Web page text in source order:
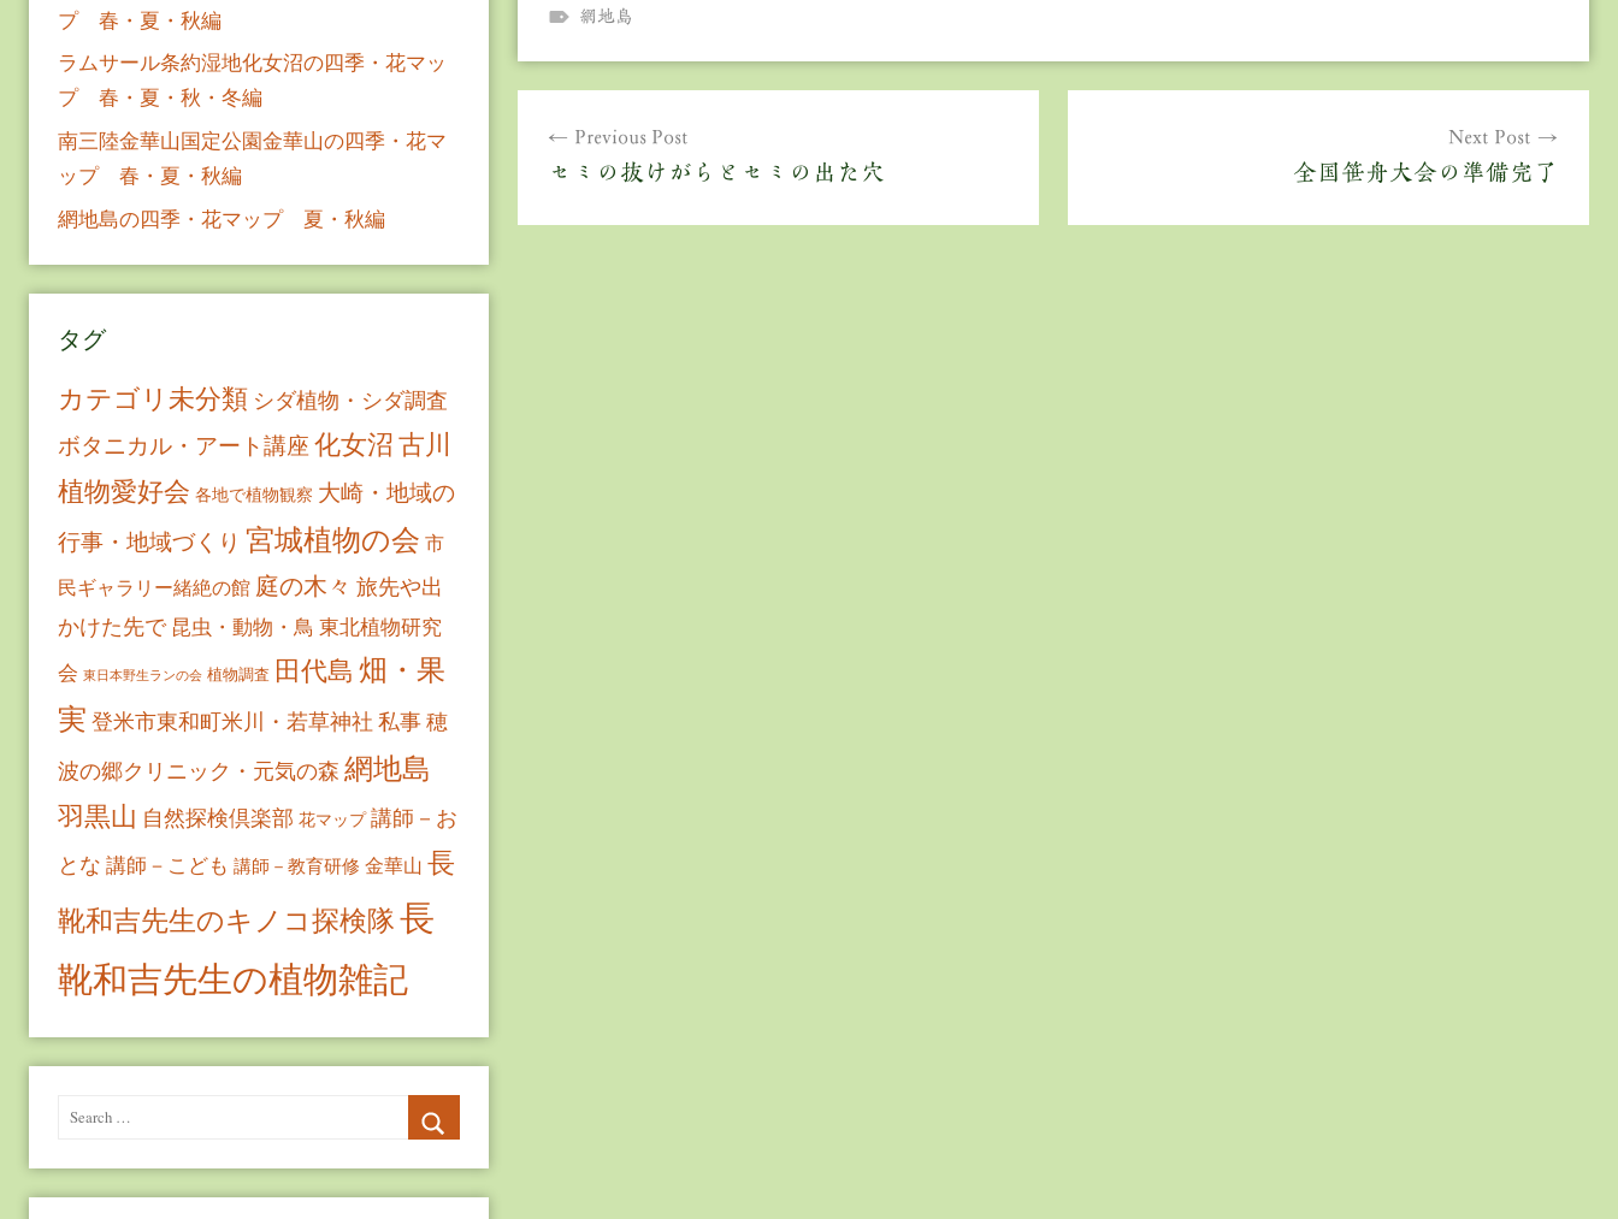
網地島
Previous Post
セミの抜けがらとセミの出た穴
Next Post
全国笹舟大会の準備完了
プ 春・夏・秋編
ラムサール条約湿地化女沼の四季・花マッ
プ 春・夏・秋・冬編
南三陸金華山国定公園金華山の四季・花マ
ップ 春・夏・秋編
網地島の四季・花マップ 夏・秋編
タグ
カテゴリ未分類 シダ植物・シダ調査
ボタニカル・アート講座 化女沼古川
植物愛好会 各地で植物観察 大崎・地域の
行事・地域づくり 宮城植物の会 市
民ギャラリー緒絶の館 庭の木々 旅先や出
かけた先で 昆虫・動物・鳥 東北植物研究
会 東日本野生ランの会 植物調査 田代島 畑・果
実 登米市東和町米川・若草神社 私事穂
波の郷クリニック・元気の森 網地島
羽黒山 自然探検倶楽部 花マップ 講師－お
とな 講師－こども 講師－教育研修 金華山 長
靴和吉先生のキノコ探検隊長
靴和吉先生の植物雑記
Search